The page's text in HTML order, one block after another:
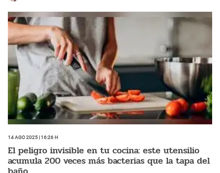
14 Ago 2025 | 16:26 h
El peligro invisible en tu cocina: este utensilio
acumula 200 veces más bacterias que la tapa del